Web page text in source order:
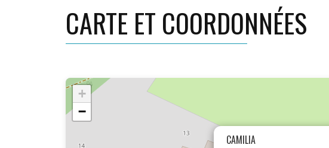
CARTE ET COORDONNÉES
CAMILIA
+
−